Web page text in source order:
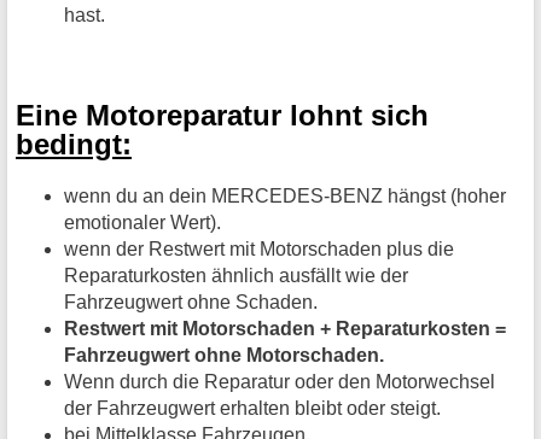
hast.
Eine Motoreparatur lohnt sich
bedingt:
wenn du an dein MERCEDES-BENZ hängst (hoher
emotionaler Wert).
wenn der Restwert mit Motorschaden plus die
Reparaturkosten ähnlich ausfällt wie der
Fahrzeugwert ohne Schaden.
Restwert mit Motorschaden + Reparaturkosten =
Fahrzeugwert ohne Motorschaden.
Wenn durch die Reparatur oder den Motorwechsel
der Fahrzeugwert erhalten bleibt oder steigt.
bei Mittelklasse Fahrzeugen.